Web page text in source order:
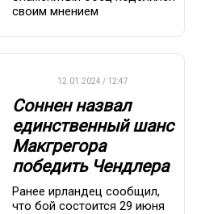
своим мнением
12.01.2024 / 12:47
Соннен назвал
единственный шанс
Макгрегора
победить Чендлера
Ранее ирландец сообщил,
что бой состоится 29 июня